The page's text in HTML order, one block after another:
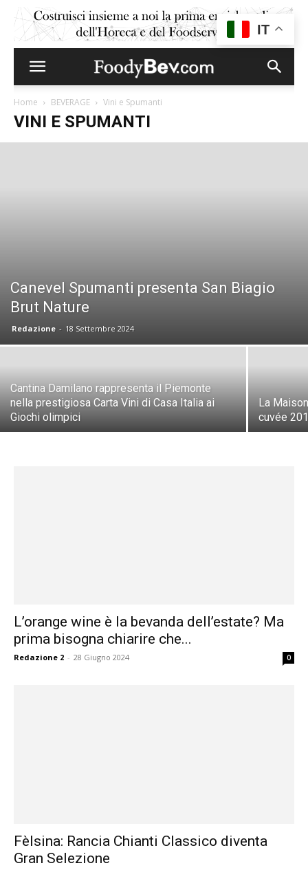
Home BEVERAGE Vini e Spumanti
VINI E SPUMANTI
Canevel Spumanti presenta San Biagio
Brut Nature
Redazione - 18 Settembre 2024
Cantina Damilano rappresenta il Piemonte
nella prestigiosa Carta Vini di Casa Italia ai
Giochi olimpici
La
cuvée
L’orange wine è la bevanda dell’estate? Ma
prima bisogna chiarire che...
Redazione 2 - 28 Giugno 2024 0
Fèlsina: Rancia Chianti Classico diventa
Gran Selezione
IT